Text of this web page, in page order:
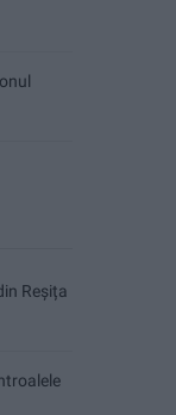
Reșița